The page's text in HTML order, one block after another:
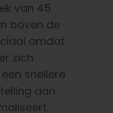
van 45
boven de
omdat
zich
snellere
aan